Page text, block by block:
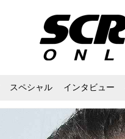
スペシャル インタビュー